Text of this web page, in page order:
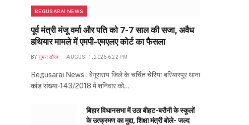
BEGUSARAI NEWS
पूर्व मंत्री मंजू वर्मा और पति को 7-7 साल की सजा, अवैध
हथियार मामले में एमपी-एमएलए कोर्ट का फैसला
BY सुमन सौरब AUGUST 1, 2026 6:22 PM
Begusarai News : बेगूसराय जिले के चर्चित चेरिया बरियारपुर थाना
कांड संख्या-143/2018 में शनिवार को…
बिहार विधानसभा में उठा बीहट-बरौनी के स्कूलों
के उत्क्रमण का मुद्दा, शिक्षा मंत्री बोले- जल्द